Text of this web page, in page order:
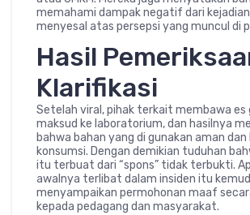
memahami dampak negatif dari kejadian
menyesal atas persepsi yang muncul di
Hasil
Klarifikasi
Setelah viral, pihak terkait membawa es
maksud ke laboratorium, dan hasilnya
bahwa bahan yang di gunakan aman dan
konsumsi. Dengan demikian tuduhan
itu terbuat dari “spons” tidak terbukti.
awalnya terlibat dalam insiden itu
menyampaikan permohonan maaf
kepada pedagang dan masyarakat.